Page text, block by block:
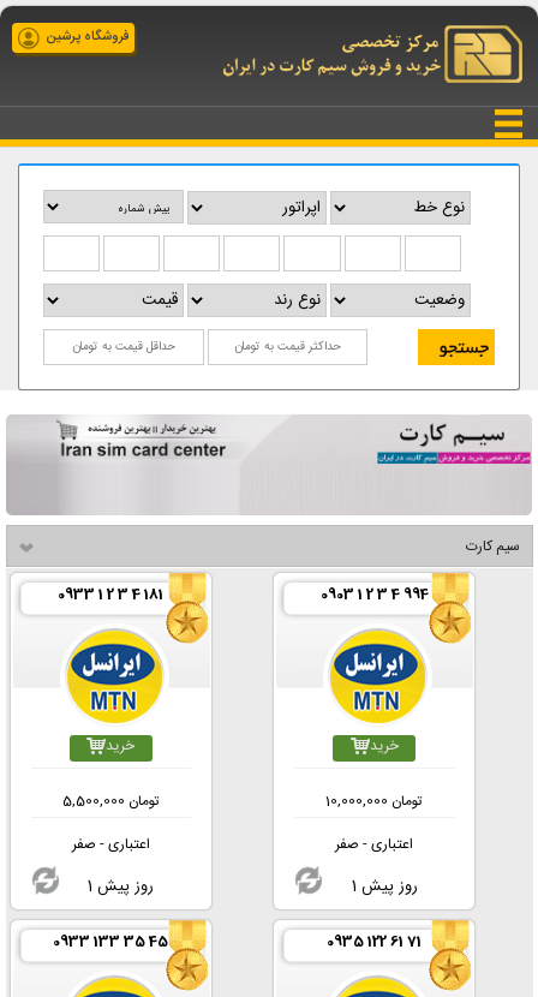
فروشگاه پرشین
سیم کارت
0903 1 2 3 4 994
خرید
10,000,000 تومان
اعتباری - صفر
1 روز پیش
0933 1 2 3 4 181
خرید
5,500,000 تومان
اعتباری - صفر
1 روز پیش
0935 122 61 71
0933 133 35 45